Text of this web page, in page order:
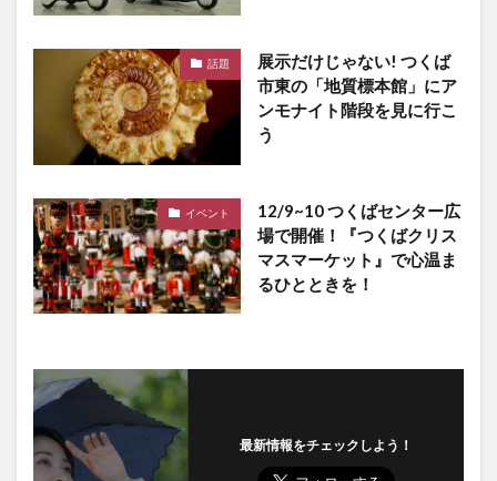
話題
展示だけじゃない! つくば
市東の「地質標本館」にア
ンモナイト階段を見に行こ
う
イベント
12/9~10 つくばセンター広
場で開催！『つくばクリス
マスマーケット』で心温ま
るひとときを！
最新情報をチェックしよう！